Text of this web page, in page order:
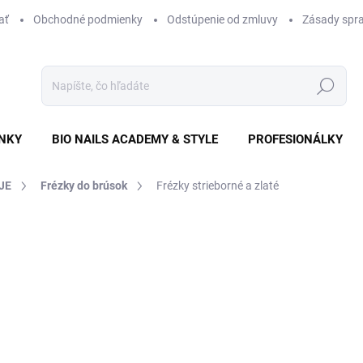
Obchodné podmienky Odstúpenie od zmluvy Zásady
Hľadať
BIO NAILS ACADEMY & STYLE PROFESIONÁLKY
Frézky do brúsok Frézky strieborné a zlaté